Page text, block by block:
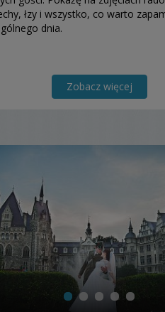
łzy i wszystko, co warto
dnia.
Zobacz więcej